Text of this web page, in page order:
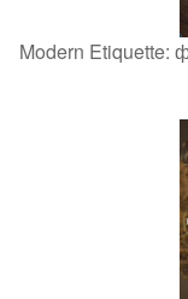
Modern Etiquette: